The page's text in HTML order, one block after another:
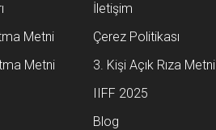
İletişim
Metni
Çerez Politikası
Metni
3. Kişi Açık Rıza Metni
IIFF 2025
Blog